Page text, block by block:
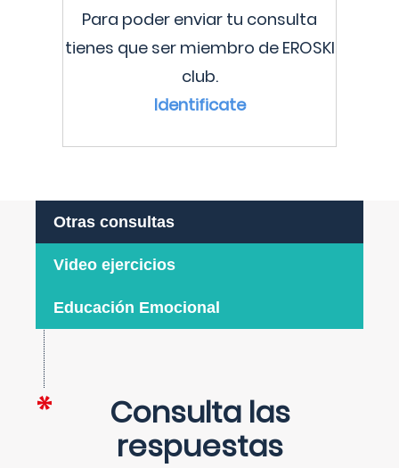
Para poder enviar tu consulta
tienes que ser miembro de EROSKI
club.
Identificate
Otras consultas
Video ejercicios
Educación Emocional
Consulta las
respuestas